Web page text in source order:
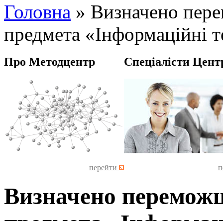
Головна » Визначено
предмета «Інформаційні
Про Методцентр
перейти
Спеціалісти
Визначено